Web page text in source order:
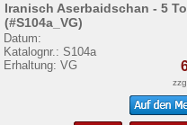
Iranisch Aserbaidschan - 5
(#S104a_VG)
Datum:
Katalognr.: S104a
Erhaltung: VG